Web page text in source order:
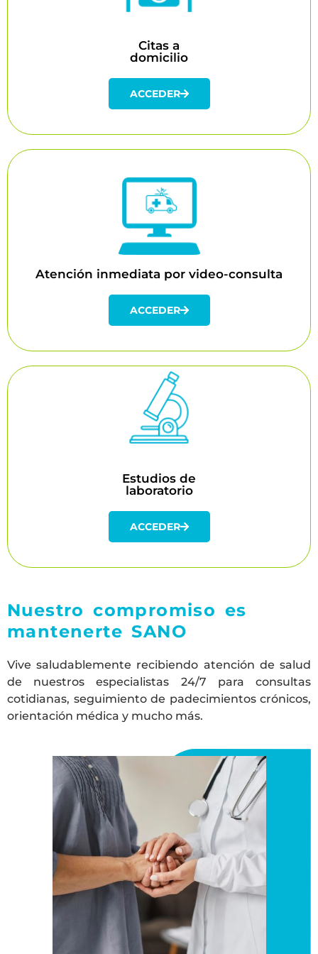
Citas a
domicilio
ACCEDER
Puedes programar tu cita con el especialista de la
comodidad de tu hogar u oficina
Atención inmediata por video-consulta
ACCEDER
Atención inmediata por video-consulta
Orientación de salud, de hasta 20 minutos, con el
especialista que requieras
Acceder
Estudios de
laboratorio
ACCEDER
Estudios de
laboratorio
Puedes prepagar los estudios de laboratorio que
laboratorio de tu conveniencia
Nuestro compromiso es
mantenerte SANO
Vive saludablemente recibiendo atención de salud
de nuestros especialistas 24/7 para consultas
cotidianas, seguimiento de padecimientos crónicos,
orientación médica y mucho más.